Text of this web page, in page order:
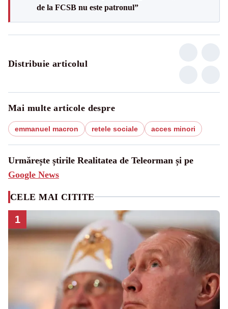
de la FCSB nu este patronul”
Distribuie articolul
Mai multe articole despre
emmanuel macron retele sociale acces minori
Urmărește știrile Realitatea de Teleorman și pe
Google News
CELE MAI CITITE
1